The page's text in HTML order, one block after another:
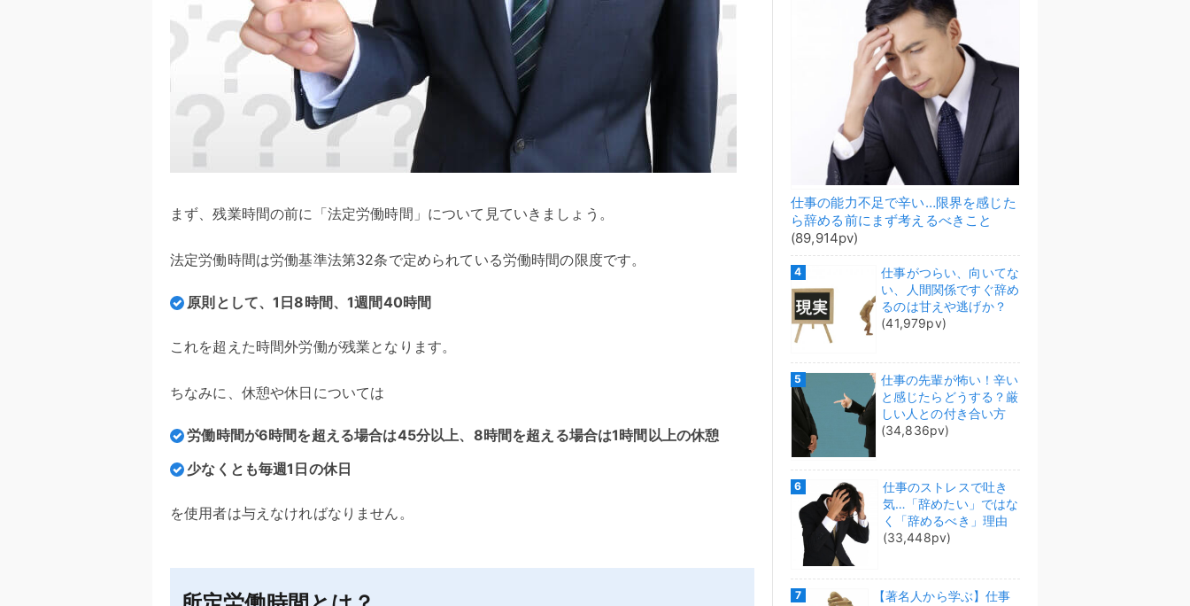
まず、残業時間の前に「法定労働時間」について見ていきましょう。
法定労働時間は労働基準法第32条で定められている労働時間の限度です。
原則として、1日8時間、1週間40時間
これを超えた時間外労働が残業となります。
ちなみに、休憩や休日については
労働時間が6時間を超える場合は45分以上、8時間を超える場合は1時間以上の休憩
少なくとも毎週1日の休日
を使用者は与えなければなりません。
仕事の能力不足で辛い…限界を感じた
ら辞める前にまず考えるべきこと
(89,914pv)
仕事がつらい、向いてな
い、人間関係ですぐ辞め
るのは甘えや逃げか？
(41,979pv)
仕事の先輩が怖い！辛い
と感じたらどうする？厳
しい人との付き合い方
(34,836pv)
仕事のストレスで吐き
気…「辞めたい」ではな
く「辞めるべき」理由
(33,448pv)
【著名人から学ぶ】仕事